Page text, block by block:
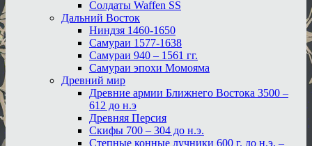
Солдаты Waffen SS
Дальний Восток
Ниндзя 1460-1650
Самураи 1577-1638
Самураи 940 – 1561 гг.
Самураи эпохи Момояма
Древний мир
Древние армии Ближнего Востока 3500 –
612 до н.э
Древняя Персия
Скифы 700 – 304 до н.э.
Степные конные лучники 600 г. до н.э. –